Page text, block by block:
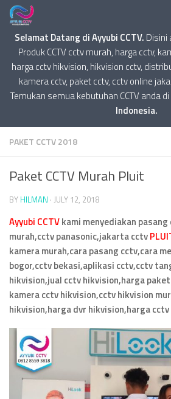
Selamat Datang di Ayyubi CCTV. Disini
Produk CCTV cctv murah, harga cctv,
harga cctv hikvision, hikvision cctv,
kamera cctv, paket cctv, cctv online
Temukan semua kebutuhan CCTV anda di
Indonesia.
PAKET CCTV 2018
Paket CCTV Murah Pluit
BY HILMAN · JULY 12, 2018
Ayyubi CCTVkami menyediakan
murah,cctv panasonic,jakarta cctv
kamera murah,cara pasang cctv,cara
bogor,cctv bekasi,aplikasi cctv,cctv
hikvision,jual cctv hikvision,harga
kamera cctv hikvision,cctv hikvision
hikvision,harga dvr hikvision,harga